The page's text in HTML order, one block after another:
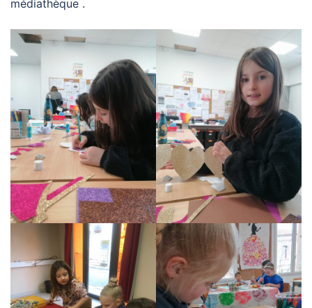
médiathèque .